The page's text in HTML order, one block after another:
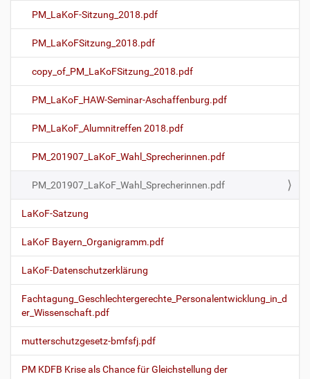
PM_LaKoF-Sitzung_2018.pdf
PM_LaKoFSitzung_2018.pdf
copy_of_PM_LaKoFSitzung_2018.pdf
PM_LaKoF_HAW-Seminar-Aschaffenburg.pdf
PM_LaKoF_Alumnitreffen 2018.pdf
PM_201907_LaKoF_Wahl_Sprecherinnen.pdf
PM_201907_LaKoF_Wahl_Sprecherinnen.pdf
LaKoF-Satzung
LaKoF Bayern_Organigramm.pdf
LaKoF-Datenschutzerklärung
Fachtagung_Geschlechtergerechte_Personalentwicklung_in_d
er_Wissenschaft.pdf
mutterschutzgesetz-bmfsfj.pdf
PM KDFB Krise als Chance für Gleichstellung der